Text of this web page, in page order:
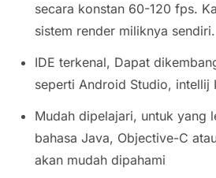
secara konstan 60-120 fps.
sistem render miliknya sendiri.
IDE terkenal, Dapat
seperti Android Studio, intellij
Mudah dipelajari, untuk yang
bahasa Java, Objective-C
akan mudah dipahami